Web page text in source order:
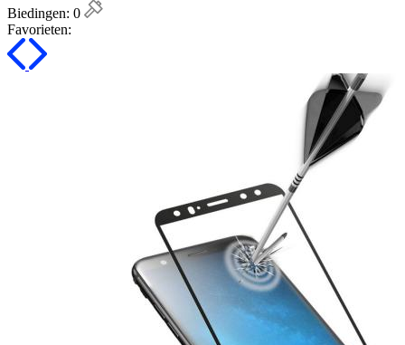
Biedingen: 0
Favorieten: